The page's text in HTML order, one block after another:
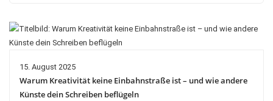
15. August 2025
Warum Kreativität keine Einbahnstraße ist – und wie andere
Künste dein Schreiben beflügeln